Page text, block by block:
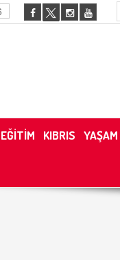
EĞİTİM KIBRIS YAŞAM